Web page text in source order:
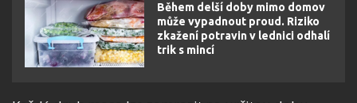
Během delší doby mimo domov
může vypadnout proud. Riziko
zkažení potravin v lednici odhalí
trik s mincí